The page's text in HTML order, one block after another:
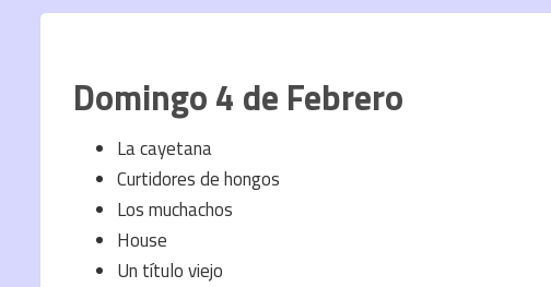
Domingo 4 de Febrero
La cayetana
Curtidores de hongos
Los muchachos
House
Un título viejo